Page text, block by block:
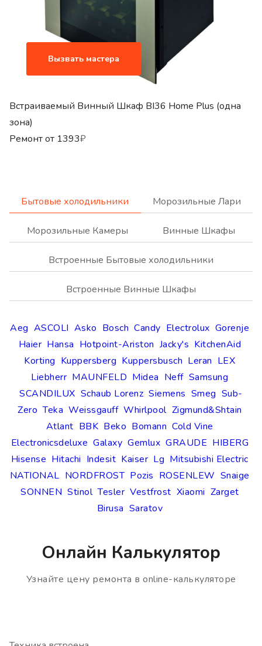
Вызвать мастера
Встраиваемый Винный Шкаф BI36 Home Plus (одна
зона)
Ремонт от 1393₽
Бытовые холодильники
Aeg ASCOLI Asko Bosch Candy Electrolux Gorenje
Haier Hansa Hotpoint-Ariston Jacky's KitchenAid
Korting Kuppersberg Kuppersbusch Leran LEX
Liebherr MAUNFELD Midea Neff Samsung
SCANDILUX Schaub Lorenz Siemens Smeg Sub-
Zero Teka Weissgauff Whirlpool Zigmund&Shtain
Atlant BBK Beko Bomann Cold Vine
Electronicsdeluxe Galaxy Gemlux GRAUDE HIBERG
Hisense Hitachi Indesit Kaiser Lg Mitsubishi Electric
NATIONAL NORDFROST Pozis ROSENLEW Snaige
SONNEN Stinol Tesler Vestfrost Xiaomi Zarget
Birusa Saratov
Морозильные Лари
Морозильные Камеры Винные Шкафы
Встроенные Бытовые холодильники
Встроенные Винные Шкафы
Онлайн Калькулятор
Узнайте цену ремонта в online-калькуляторе